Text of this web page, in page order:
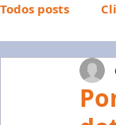
Todos posts